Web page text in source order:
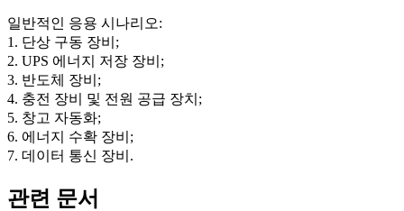
일반적인 응용 시나리오:
1. 단상 구동 장비;
2. UPS 에너지 저장 장비;
3. 반도체 장비;
4. 충전 장비 및 전원 공급 장치;
5. 창고 자동화;
6. 에너지 수확 장비;
7. 데이터 통신 장비.
관련 문서